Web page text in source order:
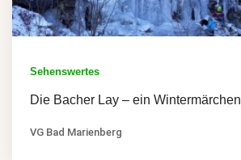
Sehenswertes
Die Bacher Lay – ein Wintermärchen
VG Bad Marienberg